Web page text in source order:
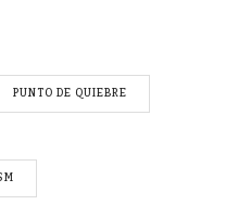
PUNTO DE QUIEBRE